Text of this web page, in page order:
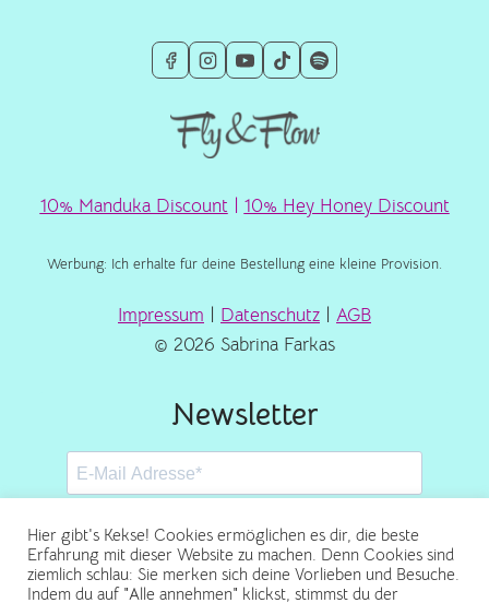
10% Manduka Discount 10% Hey Honey Discount
Werbung: Ich erhalte für deine Bestellung eine kleine Provision.
Impressum Datenschutz
AGB
© 2026 Sabrina Farkas
Newsletter
Abonnieren
Hier gibt's Kekse! Cookies ermöglichen es dir, die beste
Erfahrung mit dieser Website zu machen. Denn Cookies sind
ziemlich schlau: Sie merken sich deine Vorlieben und Besuche.
Indem du auf "Alle annehmen" klickst, stimmst du der